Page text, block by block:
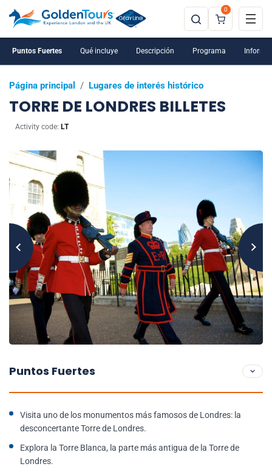
0
Página principal / Lugares de interés histórico
TORRE DE LONDRES BILLETES
Activity code: LT
Puntos Fuertes Qué incluye Descripción Programa
Puntos Fuertes
Visita uno de los monumentos más famosos de Londres: la
desconcertante Torre de Londres.
Explora la Torre Blanca, la parte más antigua de la Torre de
Londres.